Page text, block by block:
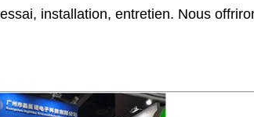
essai, installation, entretien. Nous